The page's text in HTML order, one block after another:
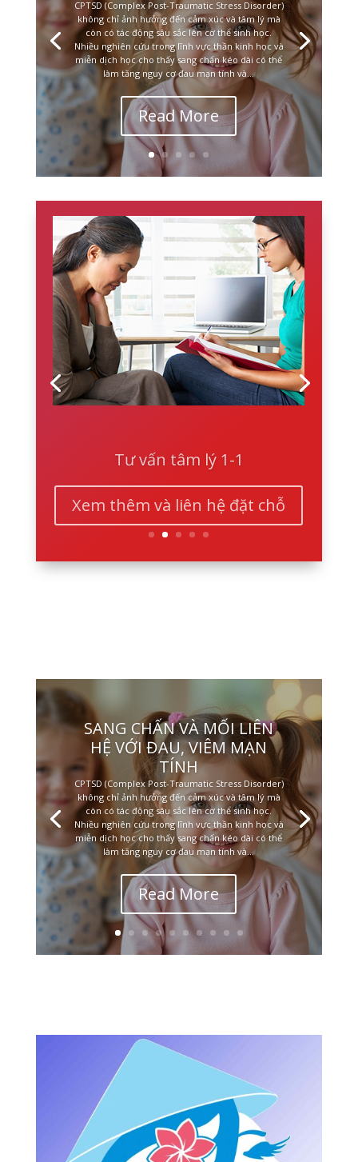
CPTSD (Complex Post-Traumatic Stress Disorder)
không chỉ ảnh hưởng đến cảm xúc và tâm lý mà
còn có tác động sâu sắc lên cơ thể sinh học.
Nhiều nghiên cứu trong lĩnh vực thần kinh học và
miễn dịch học cho thấy sang chấn kéo dài có thể
làm tăng nguy cơ đau mạn tính và...
Read More
Tư vấn tâm lý 1-1
Xem thêm và liên hệ đặt chỗ
SANG CHẤN VÀ MỐI LIÊN
HỆ VỚI ĐAU, VIÊM MẠN
TÍNH
CPTSD (Complex Post-Traumatic Stress Disorder)
không chỉ ảnh hưởng đến cảm xúc và tâm lý mà
còn có tác động sâu sắc lên cơ thể sinh học.
Nhiều nghiên cứu trong lĩnh vực thần kinh học và
miễn dịch học cho thấy sang chấn kéo dài có thể
làm tăng nguy cơ đau mạn tính và...
Read More